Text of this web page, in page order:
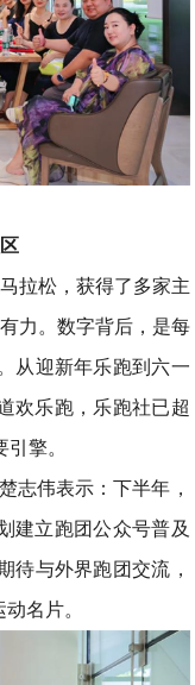
拉松，获得了多家主
力。数字背后，是每
从迎新年乐跑到六一
欢乐跑，乐跑社已超
擎。
志伟表示：下半年，
建立跑团公众号普及
待与外界跑团交流，
名片。